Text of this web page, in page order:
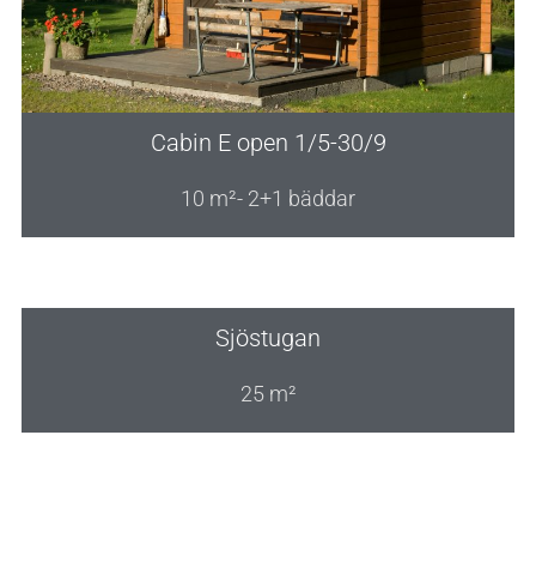
Cabin E open 1/5-30/9
10 m²- 2+1 bäddar
Sjöstugan
25 m²